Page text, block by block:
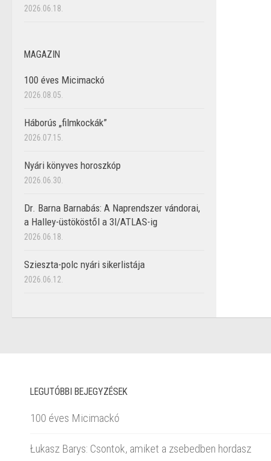
2026.06.18.
MAGAZIN
100 éves Micimackó
2026.08.05.
Háborús „filmkockák”
2026.07.15.
Nyári könyves horoszkóp
2026.06.30.
Dr. Barna Barnabás: A Naprendszer vándorai,
a Halley-üstököstől a 3I/ATLAS-ig
2026.06.18.
Szieszta-polc nyári sikerlistája
2026.06.12.
LEGUTÓBBI BEJEGYZÉSEK
100 éves Micimackó
Łukasz Barys: Csontok, amiket a zsebedben hordasz